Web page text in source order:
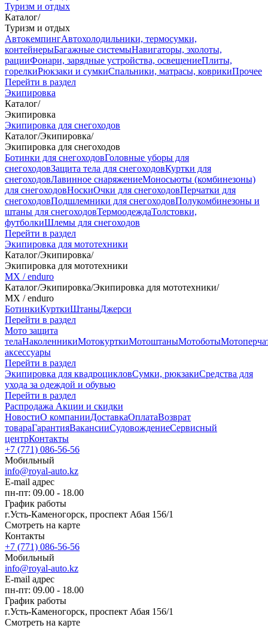
Туризм и отдых
Каталог/
Туризм и отдых
АвтокемпингАвтохолодильники, термосумки,
контейнерыБагажные системыНавигаторы, эхолоты,
рацииФонари, зарядные устройства, освещениеПлиты,
горелкиРюкзаки и сумкиСпальники, матрасы, коврикиПрочее
Перейти в раздел
Экипировка
Каталог/
Экипировка
Экипировка для снегоходов
Каталог/Экипировка/
Экипировка для снегоходов
Ботинки для снегоходовГоловные уборы для
снегоходовЗащита тела для снегоходовКуртки для
снегоходовЛавинное снаряжениеМоносьюты (комбинезоны)
для снегоходовНоскиОчки для снегоходовПерчатки для
снегоходовПодшлемники для снегоходовПолукомбинезоны и
штаны для снегоходовТермоодеждаТолстовки,
футболкиШлемы для снегоходов
Перейти в раздел
Экипировка для мототехники
Каталог/Экипировка/
Экипировка для мототехники
MX / enduro
Каталог/Экипировка/Экипировка для мототехники/
MX / enduro
БотинкиКурткиШтаныДжерси
Перейти в раздел
Мото защита
телаНаколенникиМотокурткиМотоштаныМотоботы
аксессуары
Перейти в раздел
Экипировка для квадроцикловСумки, рюкзакиСредства для
ухода за одеждой и обувью
Перейти в раздел
Распродажа Акции и скидки
НовостиО компанииДоставкаОплатаВозврат
товараГарантияВакансииСудовождениеСервисный
центрКонтакты
+7 (771) 086-56-56
Мобильный
info@royal-auto.kz
E-mail адрес
пн-пт: 09.00 - 18.00
График работы
г.Усть-Каменогорск, проспект Абая 156/1
Смотреть на карте
Контакты
+7 (771) 086-56-56
Мобильный
info@royal-auto.kz
E-mail адрес
пн-пт: 09.00 - 18.00
График работы
г.Усть-Каменогорск, проспект Абая 156/1
Смотреть на карте